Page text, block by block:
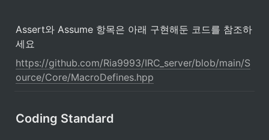
Assert와 Assume 항목은 아래 구현해둔 코드를 참조하
세요
https://github.com/Ria9993/IRC_server/blob/main/S
ource/Core/MacroDefines.hpp
Coding Standard